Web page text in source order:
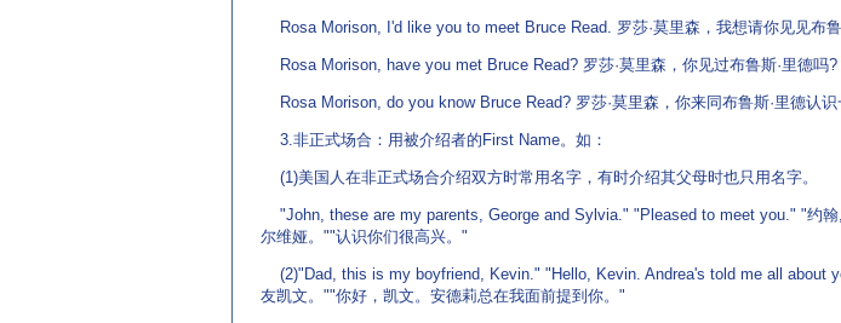
Rosa Morison, I'd like you to meet Bruce Read. 罗莎·莫里森，我想请你见见布鲁
Rosa Morison, have you met Bruce Read? 罗莎·莫里森，你见过布鲁斯·里德吗?
Rosa Morison, do you know Bruce Read? 罗莎·莫里森，你来同布鲁斯·里德认识
3.非正式场合：用被介绍者的First Name。如：
(1)美国人在非正式场合介绍双方时常用名字，有时介绍其父母时也只用名字。
"John, these are my parents, George and Sylvia." "Pleased to meet you." "约
尔维娅。""认识你们很高兴。"
(2)"Dad, this is my boyfriend, Kevin." "Hello, Kevin. Andrea's told me all about
友凯文。""你好，凯文。安德莉总在我面前提到你。"